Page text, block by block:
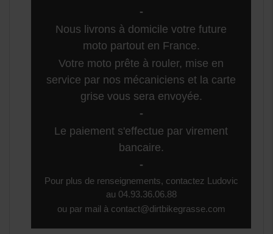
-
Nous livrons à domicile votre future
moto partout en France.
Votre moto prête à rouler, mise en
service par nos mécaniciens et la carte
grise vous sera envoyée.
-
Le paiement s'effectue par virement
bancaire.
-
Pour plus de renseignements, contactez Ludovic
au 04.93.36.06.88
ou par mail à contact@dirtbikegrasse.com